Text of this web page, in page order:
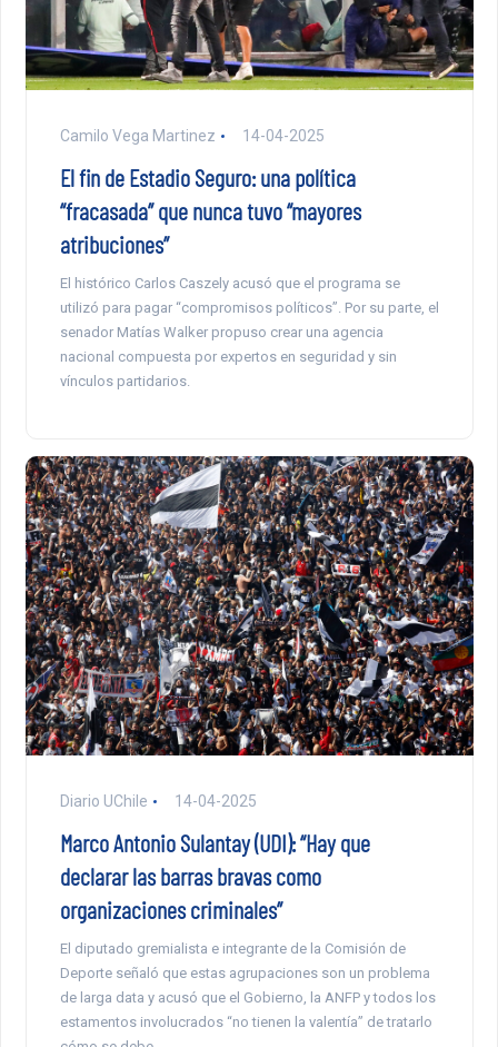
Camilo Vega Martinez 14-04-2025
El fin de Estadio Seguro: una política
“fracasada” que nunca tuvo “mayores
atribuciones”
El histórico Carlos Caszely acusó que el programa se
utilizó para pagar “compromisos políticos”. Por su parte, el
senador Matías Walker propuso crear una agencia
nacional compuesta por expertos en seguridad y sin
vínculos partidarios.
Diario UChile 14-04-2025
Marco Antonio Sulantay (UDI): “Hay que
declarar las barras bravas como
organizaciones criminales”
El diputado gremialista e integrante de la Comisión de
Deporte señaló que estas agrupaciones son un problema
de larga data y acusó que el Gobierno, la ANFP y todos los
estamentos involucrados “no tienen la valentía” de tratarlo